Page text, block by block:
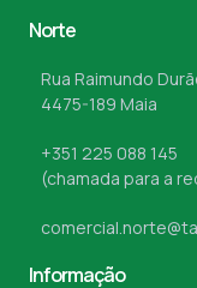
Norte
Rua Raimundo
4475-189 Maia
+351 225 088 145
(chamada para a
Informação